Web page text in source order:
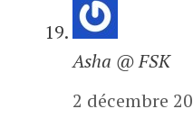
Asha @ FSK
2 décembre